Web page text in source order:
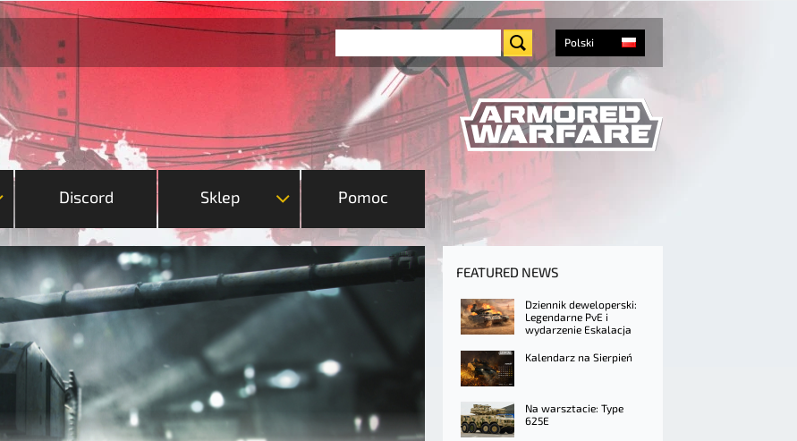
Polski
Discord Sklep Pomoc
FEATURED NEWS
Dziennik deweloperski:
Legendarne PvE i
wydarzenie Eskalacja
Kalendarz na Sierpień
Na warsztacie: Type
625E